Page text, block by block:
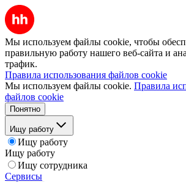
Мы используем файлы cookie, чтобы
правильную работу нашего веб-сайта и
трафик.
Правила использования файлов cookie
Мы используем файлы cookie. Правила
файлов cookie
Понятно
Ищу работу
Ищу работу
Ищу работу
Ищу сотрудника
Сервисы